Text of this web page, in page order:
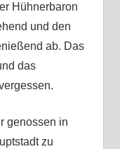
Hühnerbaron
und den
ab. Das
das
genossen in
zu